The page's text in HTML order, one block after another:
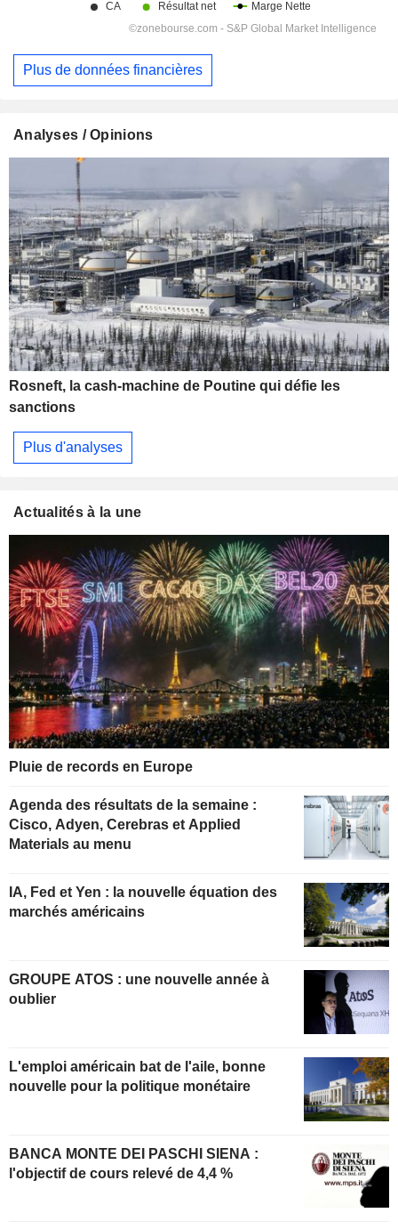
Plus de données financières
Analyses / Opinions
Rosneft, la cash-machine de Poutine qui défie les
sanctions
Plus d'analyses
Actualités à la une
Pluie de records en Europe
Agenda des résultats de la semaine :
Cisco, Adyen, Cerebras et Applied
Materials au menu
IA, Fed et Yen : la nouvelle équation des
marchés américains
GROUPE ATOS : une nouvelle année à
oublier
L'emploi américain bat de l'aile, bonne
nouvelle pour la politique monétaire
BANCA MONTE DEI PASCHI SIENA :
l'objectif de cours relevé de 4,4 %